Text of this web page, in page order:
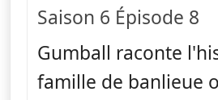
Saison 6 Épisode 8
Gumball raconte
famille de banlieue